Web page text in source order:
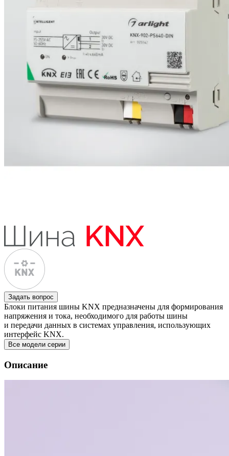
Задать вопрос
Блоки питания шины KNX предназначены для формирования
напряжения и тока, необходимого для работы шины
и передачи данных в системах управления, использующих
интерфейс KNX.
Все модели серии
Описание